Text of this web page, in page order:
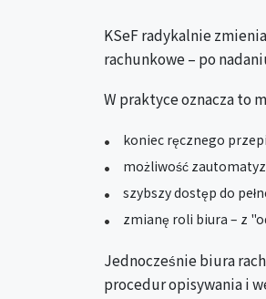
KSeF radykalnie
rachunkowe – po
W praktyce oznacza to
koniec ręcznego
możliwość
szybszy dostęp do
zmianę roli biura – z
Jednocześnie biura
procedur opisywania i